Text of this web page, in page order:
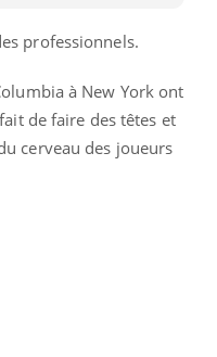
professionnels.
à New York ont
de faire des têtes et
cerveau des joueurs